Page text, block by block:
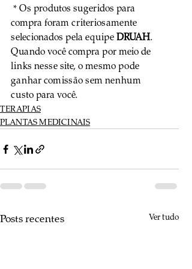
compra foram criteriosamente
selecionados pela equipe DRUAH.
Quando você compra por meio de
links nesse site, o mesmo pode
ganhar comissão sem nenhum
custo para você.
TERAPIAS
PLANTAS MEDICINAIS
Posts recentes Ver tudo